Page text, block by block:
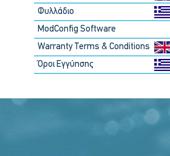
Φυλλάδιο
ModConfig Software
Warranty Terms & Conditions
Όροι Εγγύησης